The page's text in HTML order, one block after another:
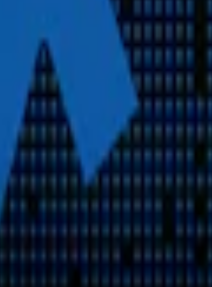
en kraftfull kick och smak av habanero.
/st 30-pack